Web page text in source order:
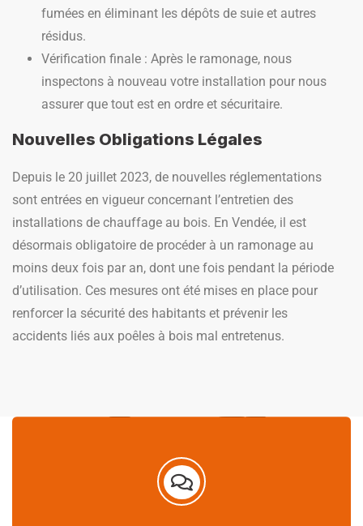
fumées en éliminant les dépôts de suie et autres
résidus.
Vérification finale : Après le ramonage, nous
inspectons à nouveau votre installation pour nous
assurer que tout est en ordre et sécuritaire.
Nouvelles Obligations Légales
Depuis le 20 juillet 2023, de nouvelles réglementations
sont entrées en vigueur concernant l’entretien des
installations de chauffage au bois. En Vendée, il est
désormais obligatoire de procéder à un ramonage au
moins deux fois par an, dont une fois pendant la période
d’utilisation. Ces mesures ont été mises en place pour
renforcer la sécurité des habitants et prévenir les
accidents liés aux poêles à bois mal entretenus.